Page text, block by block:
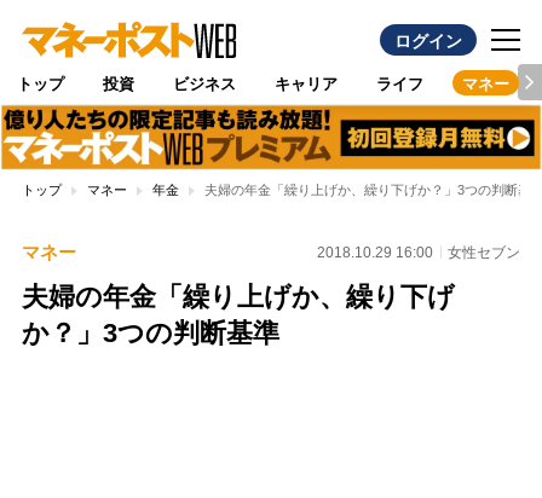
ログイン
トップ 投資 ビジネス キャリア ライフ マネー
トップ マネー 年金 夫婦の年金「繰り上げか、繰り下げか？」3つの判断基
マネー 2018.10.29 16:00 女性セブン
夫婦の年金「繰り上げか、繰り下げ
か？」3つの判断基準